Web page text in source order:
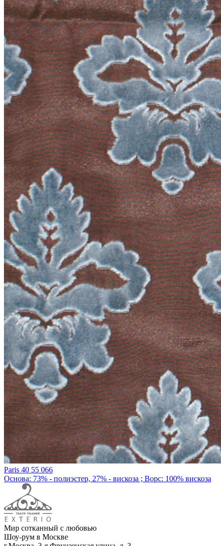
Paris 40 55 066
Основа: 73% - полиэстер, 27% - вискоза ; Ворс: 100% вискоза
Мир сотканный с любовью
Шоу-рум в Москве